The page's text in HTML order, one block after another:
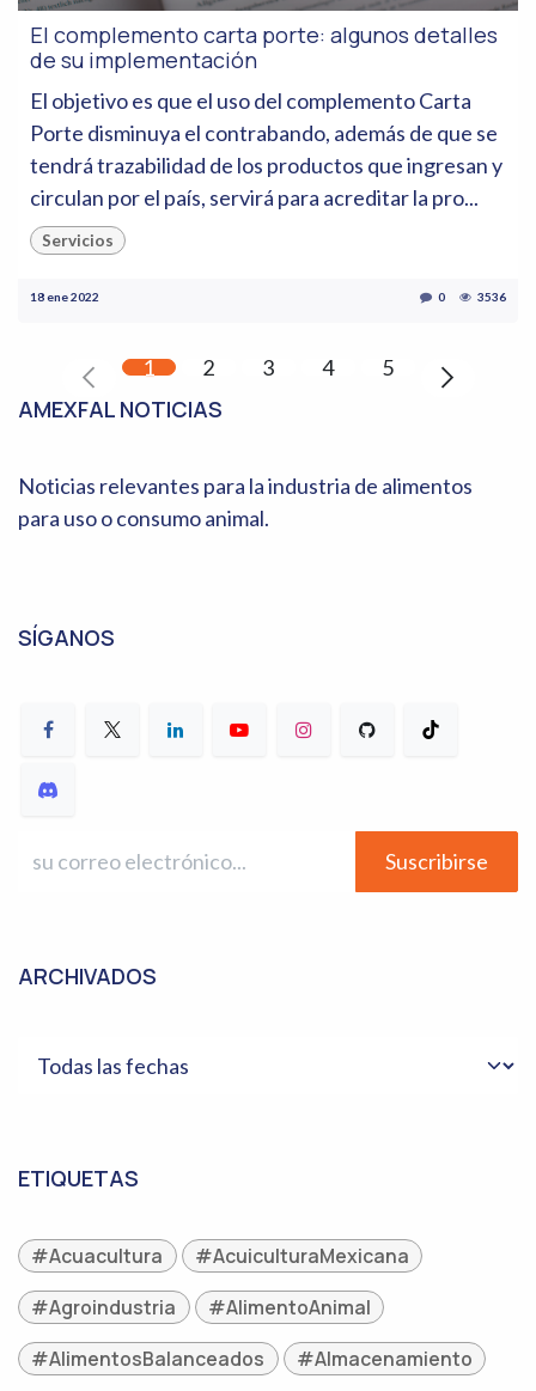
El complemento carta porte: algunos detalles
de su implementación
El objetivo es que el uso del complemento Carta
Porte disminuya el contrabando, además de que se
tendrá trazabilidad de los productos que ingresan y
circulan por el país, servirá para acreditar la pro...
Servicios
18 ene 2022 0 3536
1 2 3 4 5
AMEXFAL NOTICIAS
Noticias relevantes para la industria de alimentos
para uso o consumo animal.
SÍGANOS
Suscribirse
ARCHIVADOS
ETIQUETAS
#Acuacultura
#AcuiculturaMexicana
#Agroindustria
#AlimentoAnimal
#AlimentosBalanceados
#Almacenamiento